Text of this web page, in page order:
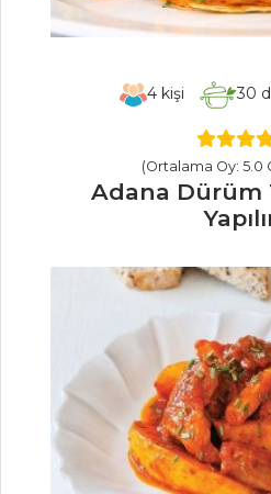
Kremalı ve
Makarna Tarifi,
Nasıl Yapılır?
Tüm Tarifleri
YEMEKLERI
Kinoalı Girit
Kabağı Tarifi, Nasıl
Yapılır?
Zeytinyağlı
Patlıcan Dolma
Tarifi, Nasıl Yapılır?
4kişi 30
(Ortalama Oy: 5.0
Adana Dürüm